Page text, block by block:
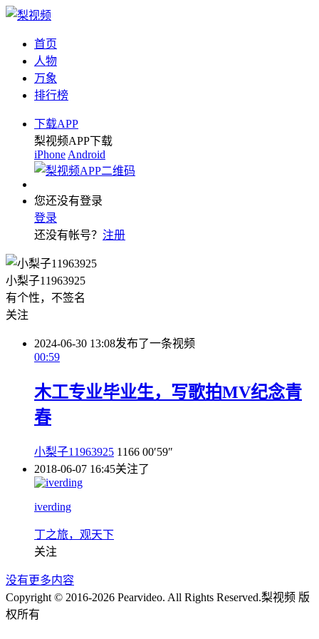
首页
人物
万象
排行榜
下载APP
梨视频APP下载
iPhone Android
您还没有登录
登录
还没有帐号？ 注册
小梨子11963925
有个性，不签名
关注
2024-06-30 13:08发布了一条视频
00:59
木工专业毕业生，写歌拍MV纪念青
春
小梨子11963925 1166 00′59″
2018-06-07 16:45关注了
iverding
丁之旅，观天下
关注
没有更多内容
Copyright © 2016-2026 Pearvideo. All Rights Reserved.梨视频 版
权所有